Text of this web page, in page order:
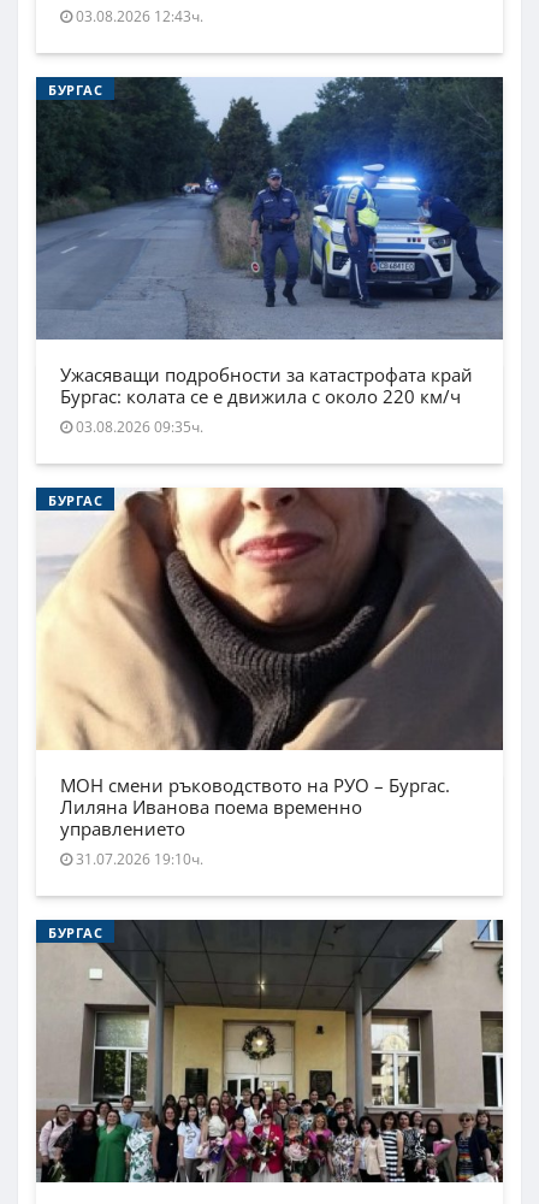
03.08.2026 12:43ч.
БУРГАС
Ужасяващи подробности за катастрофата край
Бургас: колата се е движила с около 220 км/ч
03.08.2026 09:35ч.
БУРГАС
МОН смени ръководството на РУО – Бургас.
Лиляна Иванова поема временно
управлението
31.07.2026 19:10ч.
БУРГАС